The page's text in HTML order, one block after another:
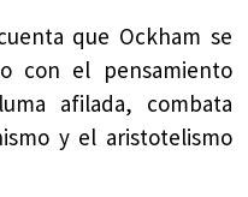
que Ockham se
con el pensamiento
afilada, combata
y el aristotelismo